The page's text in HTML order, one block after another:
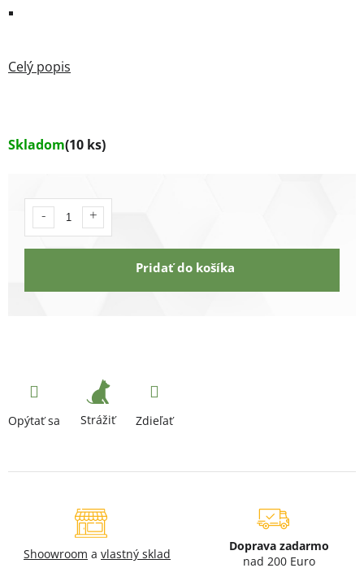
Skladom(10 ks)
Pridať do košíka
Opýtať sa Strážiť Zdieľať
Shoowroom a vlastný sklad
Doprava zadarmo
nad 200 Euro